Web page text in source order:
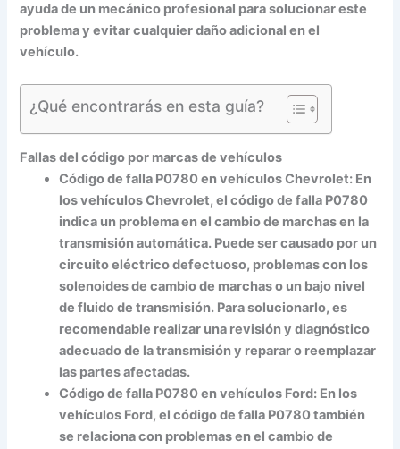
ayuda de un mecánico profesional para solucionar este
problema y evitar cualquier daño adicional en el
vehículo.
¿Qué encontrarás en esta guía?
Fallas del código por marcas de vehículos
Código de falla P0780 en vehículos Chevrolet: En
los vehículos Chevrolet, el código de falla P0780
indica un problema en el cambio de marchas en la
transmisión automática. Puede ser causado por un
circuito eléctrico defectuoso, problemas con los
solenoides de cambio de marchas o un bajo nivel
de fluido de transmisión. Para solucionarlo, es
recomendable realizar una revisión y diagnóstico
adecuado de la transmisión y reparar o reemplazar
las partes afectadas.
Código de falla P0780 en vehículos Ford: En los
vehículos Ford, el código de falla P0780 también
se relaciona con problemas en el cambio de